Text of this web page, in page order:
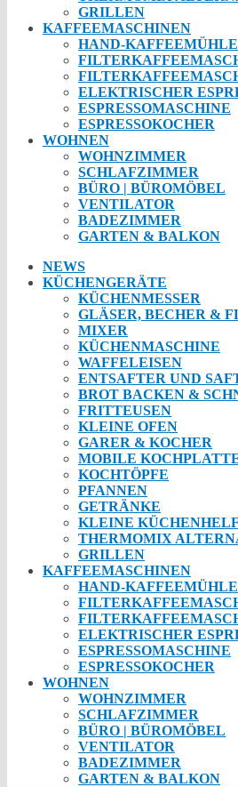
GRILLEN
KAFFEEMASCHINEN
HAND-KAFFEEMÜHLE
ELEKTRISCHER
ESPRESSOMASCHINE
ESPRESSOKOCHER
WOHNEN
WOHNZIMMER
SCHLAFZIMMER
BÜRO | BÜROMÖBEL
VENTILATOR
BADEZIMMER
GARTEN & BALKON
NEWS
KÜCHENGERÄTE
KÜCHENMESSER
GLÄSER, BECHER &
MIXER
KÜCHENMASCHINE
WAFFELEISEN
ENTSAFTER UND
BROT BACKEN &
FRITTEUSEN
KLEINE OFEN
GARER & KOCHER
MOBILE
KOCHTÖPFE
PFANNEN
GETRÄNKE
KLEINE
THERMOMIX
GRILLEN
KAFFEEMASCHINEN
HAND-KAFFEEMÜHLE
ELEKTRISCHER
ESPRESSOMASCHINE
ESPRESSOKOCHER
WOHNEN
WOHNZIMMER
SCHLAFZIMMER
BÜRO | BÜROMÖBEL
VENTILATOR
BADEZIMMER
GARTEN & BALKON